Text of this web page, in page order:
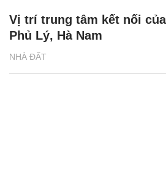
NHÀ ĐẤT
Vị trí trung tâm kết nối
Phủ Lý, Hà Nam